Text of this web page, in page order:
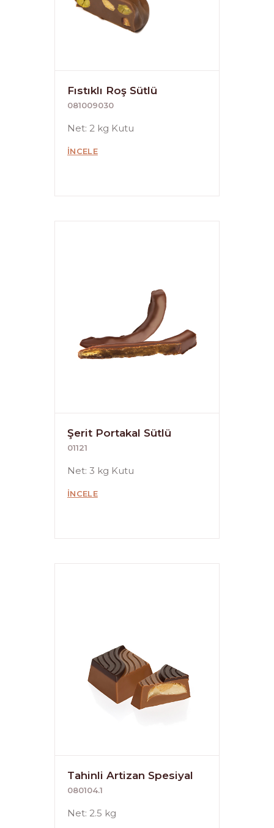
Fıstıklı Roş Sütlü
081009030
Net: 2 kg Kutu
İNCELE
Şerit Portakal Sütlü
01121
Net: 3 kg Kutu
İNCELE
Tahinli Artizan Spesiyal
080104.1
Net: 2.5 kg